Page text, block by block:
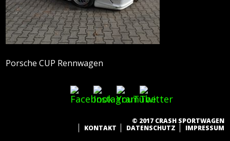
Porsche CUP Rennwagen
© 2017 CRASH SPORTWAGEN
KONTAKT
DATENSCHUTZ IMPRESSUM